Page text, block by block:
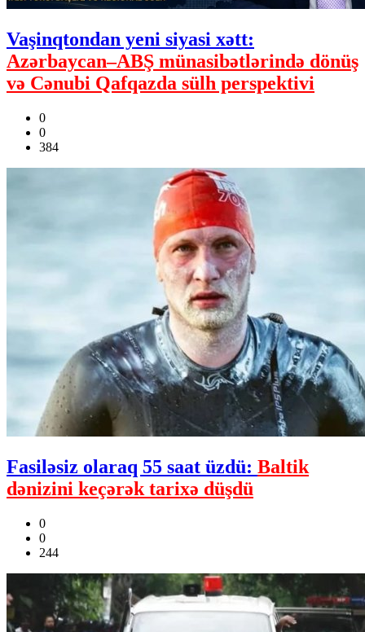
Vaşinqtondan yeni siyasi xətt:
Azərbaycan–ABŞ münasibətlərində dönüş
və Cənubi Qafqazda sülh perspektivi
0
0
384
Fasiləsiz olaraq 55 saat üzdü: Baltik
dənizini keçərək tarixə düşdü
0
0
244